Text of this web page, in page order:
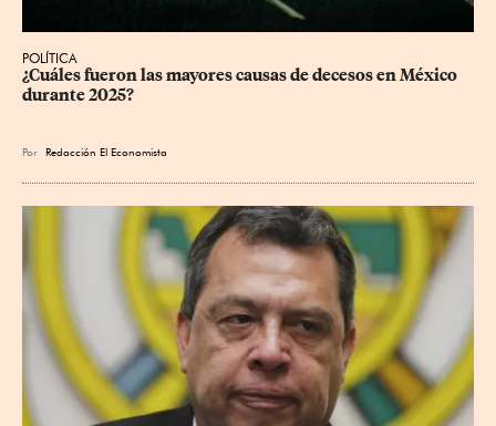
POLÍTICA
¿Cuáles fueron las mayores causas de decesos en México
durante 2025?
Por Redacción El Economista